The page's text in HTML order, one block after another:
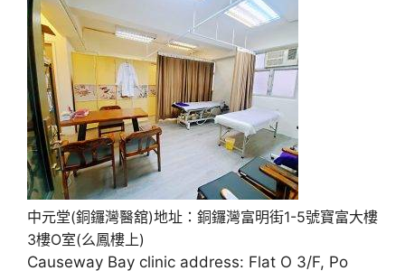
中元堂(銅鑼灣醫舘)地址：銅鑼灣富明街1-5號寶富大樓
3樓O室(么鳳樓上)
Causeway Bay clinic address: Flat O 3/F, Po